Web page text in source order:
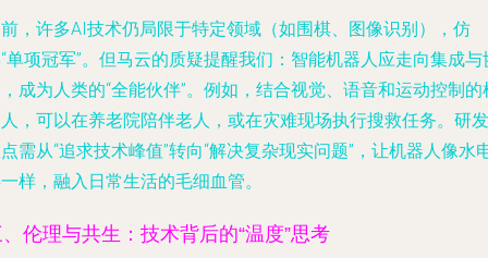
，许多AI技术仍局限于特定领域（如围棋、图像识别），仿
单项冠军”。但马云的质疑提醒我们：智能机器人应走向集成与
成为人类的“全能伙伴”。例如，结合视觉、语音和运动控制的
，可以在养老院陪伴老人，或在灾难现场执行搜救任务。研发
需从“追求技术峰值”转向“解决复杂现实问题”，让机器人像水
样，融入日常生活的毛细血管。
伦理与共生：技术背后的“温度”思考